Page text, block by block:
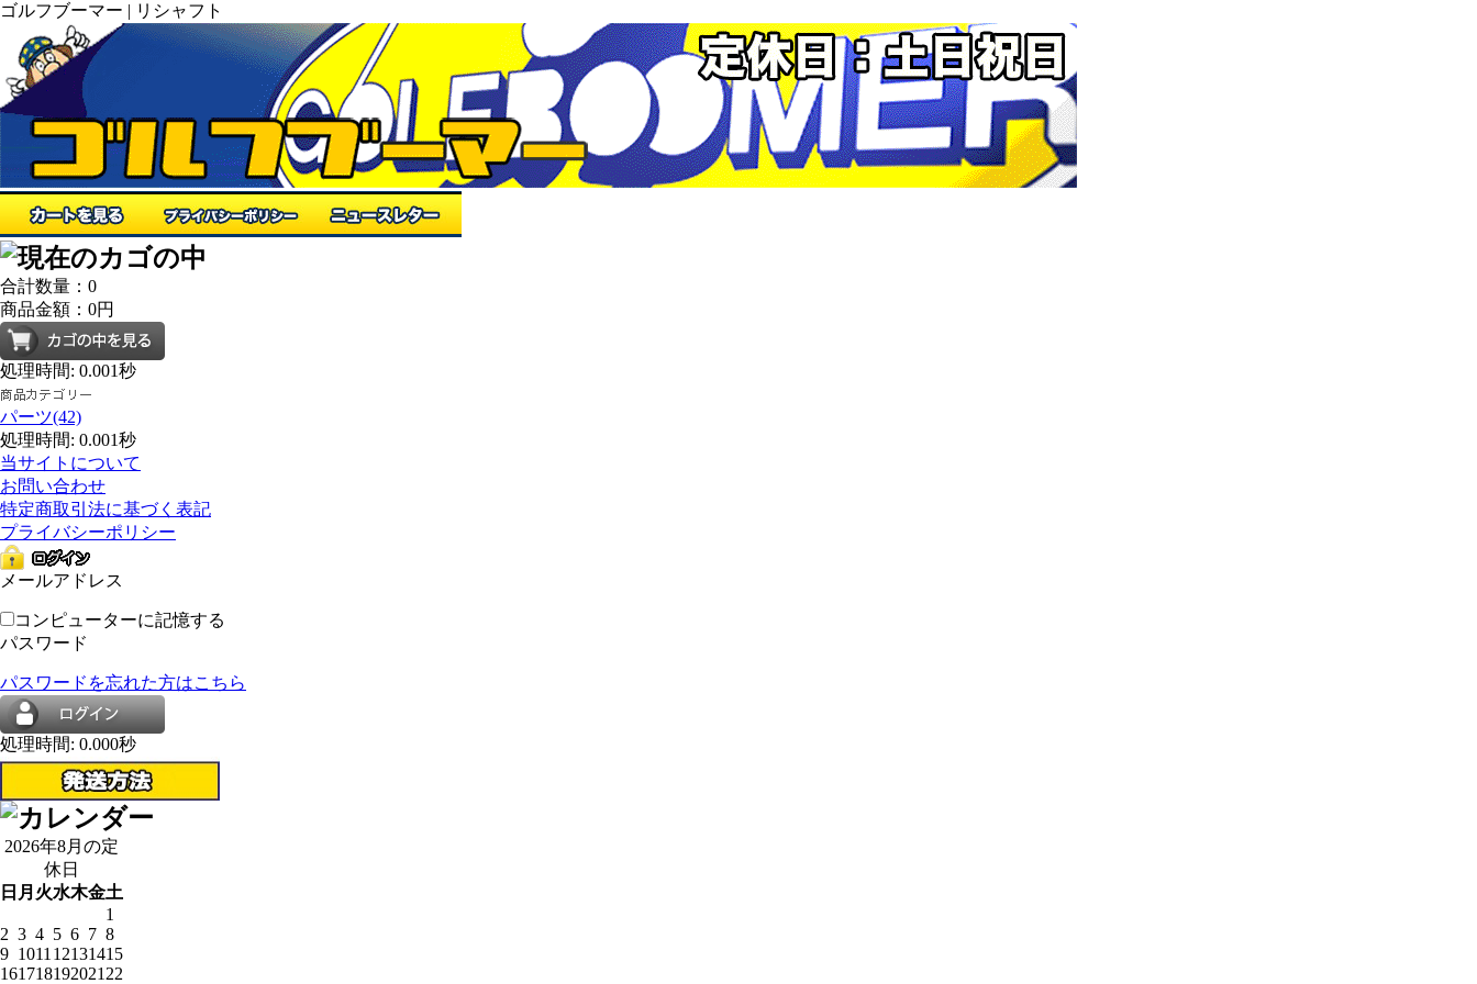
ゴルフブーマー | リシャフト
合計数量： 0
商品金額： 0円
処理時間: 0.001秒
パーツ(42)
処理時間: 0.001秒
当サイトについて
お問い合わせ
特定商取引法に基づく表記
プライバシーポリシー
メールアドレス
コンピューターに記憶する
パスワード
パスワードを忘れた方はこちら
処理時間: 0.000秒
2026年8月の定
休日
日 月 火水木金土
1
2 3 4 5 6 7 8
9 1011 12131415
161718192021 22